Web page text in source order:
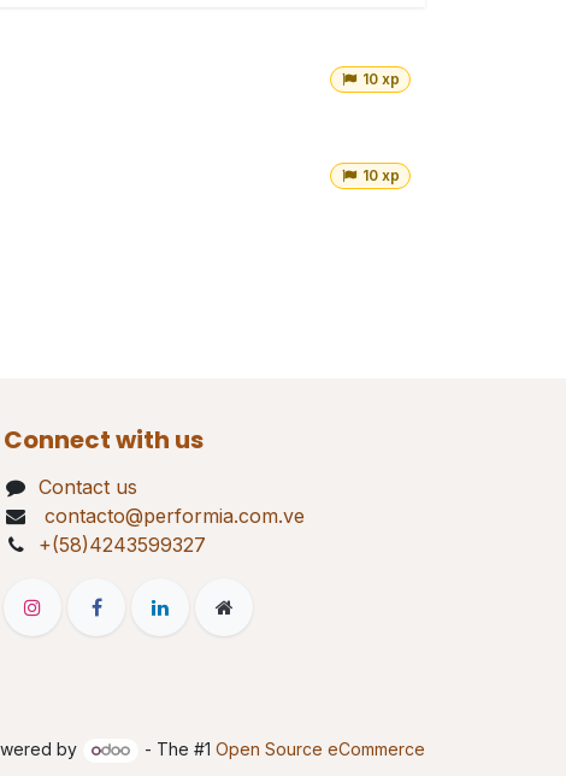
10 xp
10 xp
Connect with us
Contact us
contacto@performia.com.ve
+(58)4243599327
by - The #1 Open Source eCommerce